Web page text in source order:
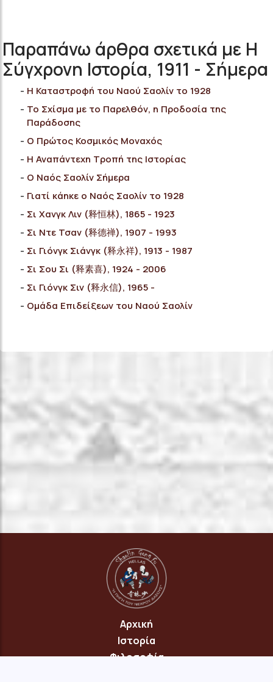
Παραπάνω άρθρα σχετικά με Η
Σύγχρονη Ιστορία, 1911 - Σήμερα
Η Καταστροφή του Nαού Σαολίν το 1928
Το Σχίσμα με το Παρελθόν, η Προδοσία της
Παράδοσης
Ο Πρώτος Κοσμικός Μοναχός
Η Αναπάντεχη Τροπή της Ιστορίας
Ο Ναός Σαολίν Σήμερα
Γιατί κάηκε ο Ναός Σαολίν το 1928
Σι Χανγκ Λιν (释恒林), 1865 - 1923
Σι Ντε Τσαν (释德禅), 1907 - 1993
Σι Γιόνγκ Σιάνγκ (释永祥), 1913 - 1987
Σι Σου Σι (释素喜), 1924 - 2006
Σι Γιόνγκ Σιν (释永信), 1965 -
Ομάδα Επιδείξεων του Ναού Σαολίν
Αρχική
Ιστορία
Φιλοσοφία